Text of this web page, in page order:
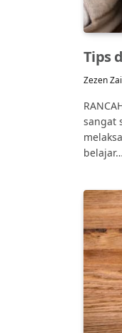
Tips
Zezen
sangat
belajar…